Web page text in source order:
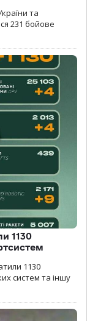
та
231 бойове
1130
1130
систем та іншу